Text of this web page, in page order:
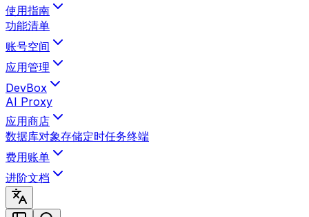
使用指南
功能清单
账号空间
应用管理
DevBox
AI Proxy
应用商店
数据库对象存储定时任务终端
费用账单
进阶文档